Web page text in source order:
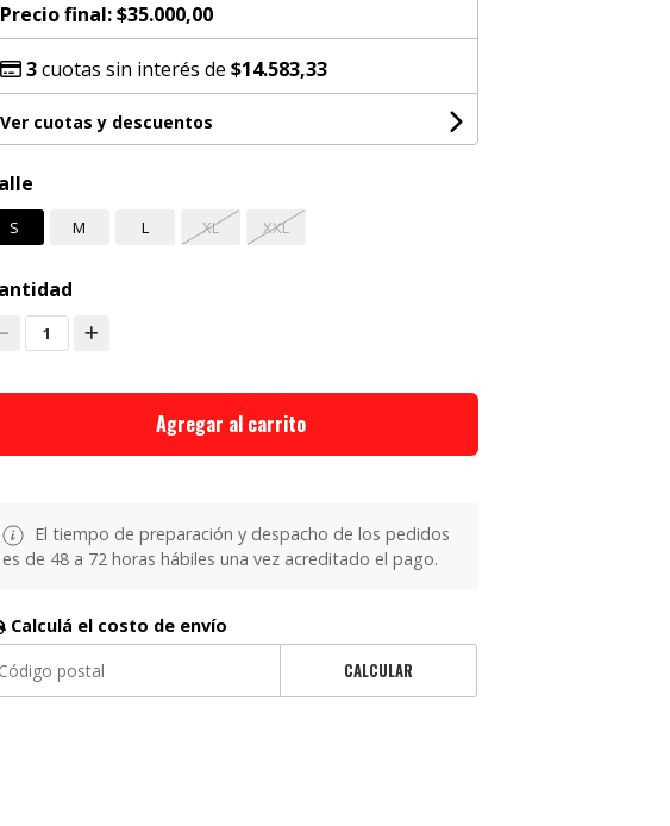
Precio final:$35.000,00
3cuotas sin interés de $14.583,33
Ver cuotas y descuentos
S M L XL XXL
1
Agregar al carrito
El tiempo de preparación y despacho de los pedidos
es de 48 a 72 horas hábiles una vez acreditado el pago.
Calculá el costo de envío
CALCULAR